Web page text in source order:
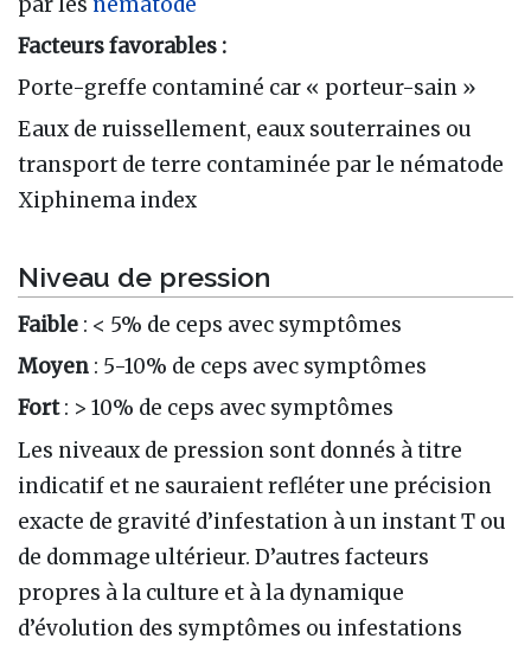
Facteurs favorables :
Porte-greffe contaminé car « porteur-sain »
Eaux de ruissellement, eaux souterraines ou
transport de terre contaminée par le nématode
Xiphinema index
Niveau de pression
Faible : < 5% de ceps avec symptômes
Moyen : 5-10% de ceps avec symptômes
Fort: > 10% de ceps avec symptômes
Les niveaux de pression sont donnés à titre
indicatif et ne sauraient refléter une précision
exacte de gravité d’infestation à un instant T ou
de dommage ultérieur. D’autres facteurs
propres à la culture et à la dynamique
d’évolution des symptômes ou infestations